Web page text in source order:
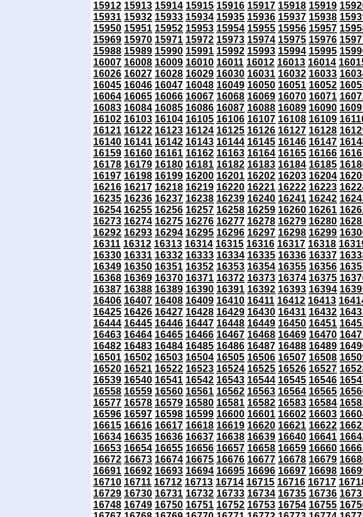
15912 15913 15914 15915 15916 15917 15918 15919
15931 15932 15933 15934 15935 15936 15937 15938
15950 15951 15952 15953 15954 15955 15956 15957
15969 15970 15971 15972 15973 15974 15975 15976
15988 15989 15990 15991 15992 15993 15994 15995
16007 16008 16009 16010 16011 16012 16013 16014
16026 16027 16028 16029 16030 16031 16032 16033
16045 16046 16047 16048 16049 16050 16051 16052
16064 16065 16066 16067 16068 16069 16070 16071
16083 16084 16085 16086 16087 16088 16089 16090
16102 16103 16104 16105 16106 16107 16108 16109
16121 16122 16123 16124 16125 16126 16127 16128
16140 16141 16142 16143 16144 16145 16146 16147
16159 16160 16161 16162 16163 16164 16165 16166
16178 16179 16180 16181 16182 16183 16184 16185
16197 16198 16199 16200 16201 16202 16203 16204
16216 16217 16218 16219 16220 16221 16222 16223
16235 16236 16237 16238 16239 16240 16241 16242
16254 16255 16256 16257 16258 16259 16260 16261
16273 16274 16275 16276 16277 16278 16279 16280
16292 16293 16294 16295 16296 16297 16298 16299
16311 16312 16313 16314 16315 16316 16317 16318
16330 16331 16332 16333 16334 16335 16336 16337
16349 16350 16351 16352 16353 16354 16355 16356
16368 16369 16370 16371 16372 16373 16374 16375
16387 16388 16389 16390 16391 16392 16393 16394
16406 16407 16408 16409 16410 16411 16412 16413
16425 16426 16427 16428 16429 16430 16431 16432
16444 16445 16446 16447 16448 16449 16450 16451
16463 16464 16465 16466 16467 16468 16469 16470
16482 16483 16484 16485 16486 16487 16488 16489
16501 16502 16503 16504 16505 16506 16507 16508
16520 16521 16522 16523 16524 16525 16526 16527
16539 16540 16541 16542 16543 16544 16545 16546
16558 16559 16560 16561 16562 16563 16564 16565
16577 16578 16579 16580 16581 16582 16583 16584
16596 16597 16598 16599 16600 16601 16602 16603
16615 16616 16617 16618 16619 16620 16621 16622
16634 16635 16636 16637 16638 16639 16640 16641
16653 16654 16655 16656 16657 16658 16659 16660
16672 16673 16674 16675 16676 16677 16678 16679
16691 16692 16693 16694 16695 16696 16697 16698
16710 16711 16712 16713 16714 16715 16716 16717
16729 16730 16731 16732 16733 16734 16735 16736
16748 16749 16750 16751 16752 16753 16754 16755